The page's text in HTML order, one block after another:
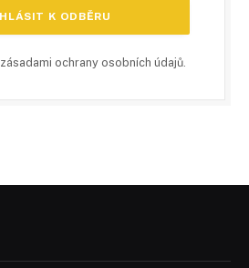
zásadami ochrany osobních údajů.